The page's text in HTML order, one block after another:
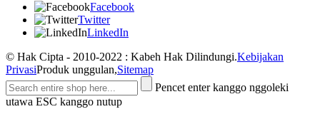
Facebook
Twitter
LinkedIn
© Hak Cipta - 2010-2022 : Kabeh Hak Dilindungi.Kebijakan
PrivasiProduk unggulan,Sitemap
Pencet enter kanggo nggoleki
utawa ESC kanggo nutup